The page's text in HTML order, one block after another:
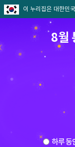
이 누리집은 대한민
8월
하루 동